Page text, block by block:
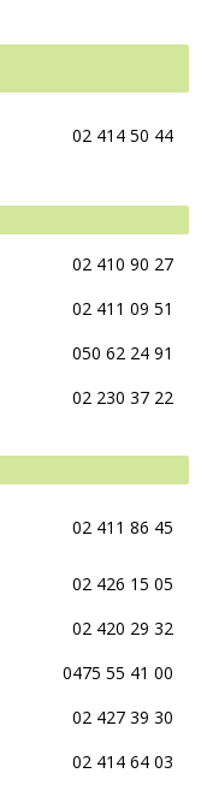
02 414 50 44
02 410 90 27
02 411 09 51
050 62 24 91
02 230 37 22
02 411 86 45
02 426 15 05
02 420 29 32
0475 55 41 00
02 427 39 30
02 414 64 03